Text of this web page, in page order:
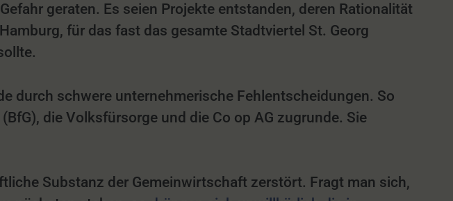
geraten. Es seien Projekte entstanden, deren Rationalität
für das fast das gesamte Stadtviertel St. Georg
durch schwere unternehmerische Fehlentscheidungen. So
die Volksfürsorge und die Co op AG zugrunde. Sie
Substanz der Gemeinwirtschaft zerstört. Fragt man sich,